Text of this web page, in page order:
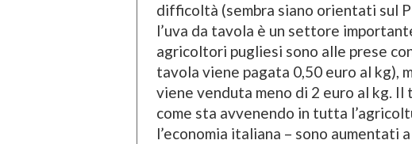
difficoltà (sembra siano orientati sul
l’uva da tavola è un settore
agricoltori pugliesi sono alle prese
tavola viene pagata 0,50 euro al kg),
viene venduta meno di 2 euro al kg.
come sta avvenendo in tutta
l’economia italiana – sono aumentati